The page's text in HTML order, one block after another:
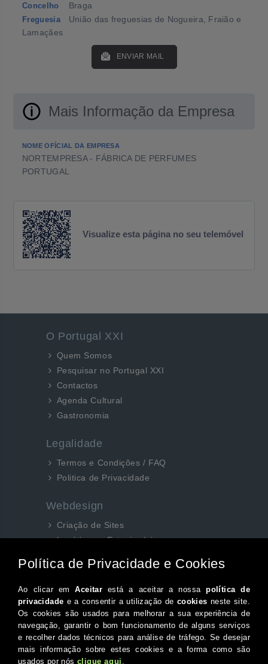
Concelho Braga
Freguesia
União das freguesias de Nogueira, Fraião e
Lamaçães
ENVIAR MAIL
Mais Informação da Empresa
NOME OFÍCIAL DA EMPRESA
NORTEMPRESA - FÁBRICA DE PERFUMES
PORTUGAL
Visualize esta página no seu telemóvel
O Portugal XXI
Quem Somos
Pesquisar no Portugal XXI
Contactos
Agenda Cultural
Gastronomia
Legalidade
Termos e Condições / FAQ
Politica de Privacidade
Webdesign
Criação de Sites
Logótipos e Estacionários
Siga-nos aqui...
Facebook
Instagram
Twitter
Canal do Youtube